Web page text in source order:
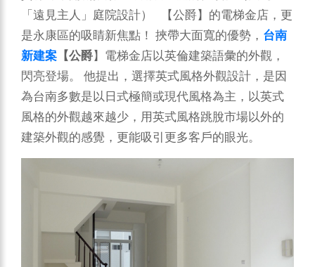
「遠見主人」庭院設計） 【公爵】的電梯金店，更
是永康區的吸睛新焦點！ 挾帶大面寬的優勢， 台南
新建案 【公爵】電梯金店以英倫建築語彙的外觀，
閃亮登場。 他提出，選擇英式風格外觀設計，是因
為台南多數是以日式極簡或現代風格為主，以英式
風格的外觀越來越少，用英式風格跳脫市場以外的
建築外觀的感覺，更能吸引更多客戶的眼光。